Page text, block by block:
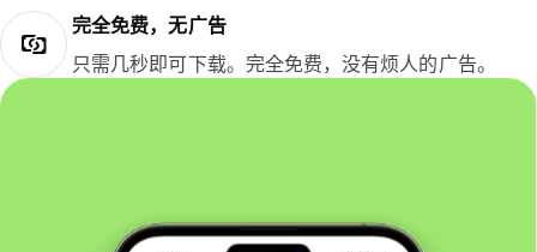
完全免费，无广告
只需几秒即可下载。完全免费，没有烦人的广告。